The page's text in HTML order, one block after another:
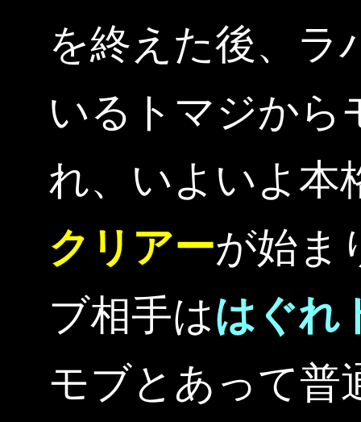
を終えた後、ラ
いるトマジから
れ、いよいよ本
クリアーが始ま
ブ相手ははぐれ
モブとあって普